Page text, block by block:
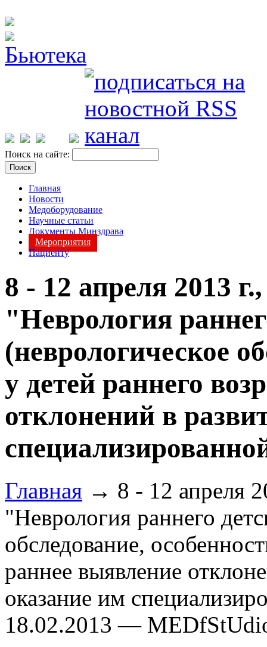
Поиск на сайте:
Главная
Новости
Медоборудование
Научные статьи
Документы Минздрава
Мероприятия
Пациенту
8 - 12 апреля 2013
"Неврология
(неврологическое
у детей раннего
отклонений в
Главная → 8 - 12 апреля
"Неврология раннего
обследование,
раннее выявление
оказание им
18.02.2013 —